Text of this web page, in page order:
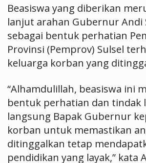
Beasiswa yang diberikan
lanjut arahan Gubernur Andi
sebagai bentuk perhatian
Provinsi (Pemprov) Sulsel
keluarga korban yang
“Alhamdulillah, beasiswa ini
bentuk perhatian dan tindak
langsung Bapak Gubernur
korban untuk memastikan
ditinggalkan tetap
pendidikan yang layak,” kata